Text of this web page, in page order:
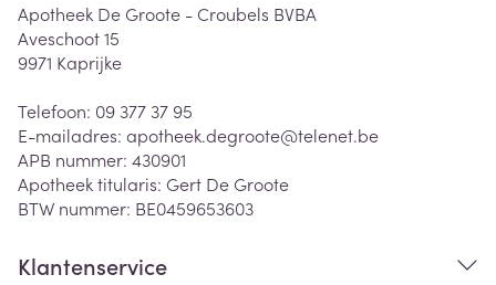
Apotheek De Groote - Croubels BVBA
Aveschoot 15
9971 Kaprijke
Telefoon: 09 377 37 95
E-mailadres: apotheek.degroote@telenet.be
APB nummer: 430901
Apotheek titularis: Gert De Groote
BTW nummer: BE0459653603
Klantenservice